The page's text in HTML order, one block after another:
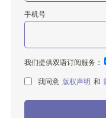
手机号
我们提供双语订阅服务：
我同意 版权声明 和